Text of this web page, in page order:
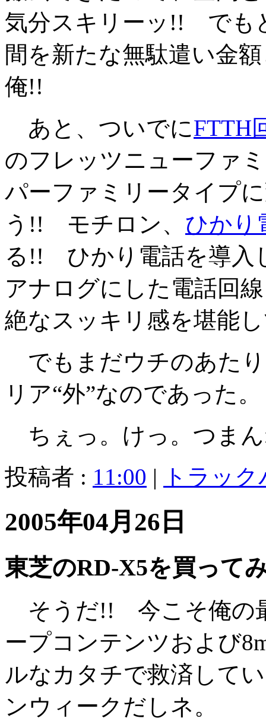
気分スキリーッ!! でも
間を新たな無駄遣い金
俺!!
あと、ついでにFTTH
のフレッツニューファ
パーファミリータイプ
う!! モチロン、 ひかり
る!! ひかり電話を導入
アナログにした電話回
絶なスッキリ感を堪能
でもまだウチのあた
リア“外”なのであった。
ちぇっ。けっ。つま
投稿者 : 11:00 | トラッ
2005年04月26日
東芝のRD-X5を買って
そうだ!! 今こそ俺の
ープコンテンツおよび
ルなカタチで救済して
ンウィークだしネ。